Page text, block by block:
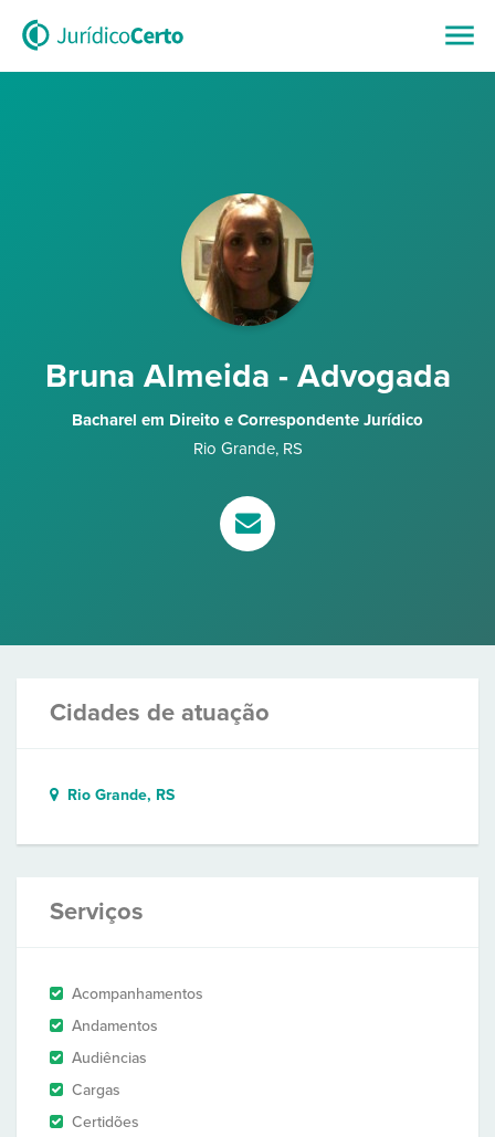
Bruna Almeida - Advogada
Bacharel em Direito e Correspondente Jurídico
Rio Grande, RS
Cidades de atuação
Rio Grande, RS
Serviços
Acompanhamentos
Andamentos
Audiências
Cargas
Certidões